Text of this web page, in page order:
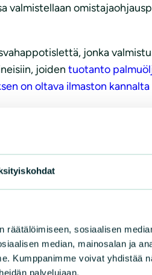
sosiaalisen
median, mainosalan ja
Kumppanimme voivat yhdistää
palvelujaan.
valmistellaan
jonka
joiden tuotanto
on oltava ilmaston kannalta
edistämään eduskunnan